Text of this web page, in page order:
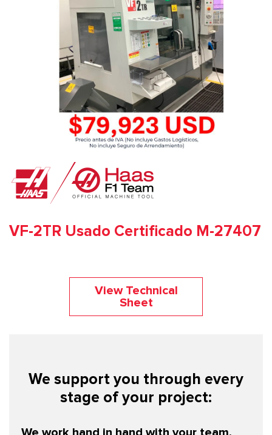
VF-2TR Usado Certificado M-27407
View Technical
Sheet
We support you through every
stage of your project:
We work hand in hand with your team,